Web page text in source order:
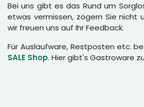
Bei uns gibt es das Rund um
etwas vermissen, zögern Sie nicht
wir freuen uns auf Ihr Feedback.
Für Auslaufware, Restposten etc.
SALE Shop. Hier gibt's Gastroware